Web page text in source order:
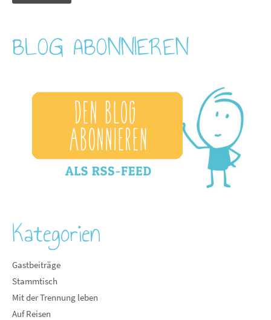
BLOG ABONNIEREN
Kategorien
Gastbeiträge
Stammtisch
Mit der Trennung leben
Auf Reisen